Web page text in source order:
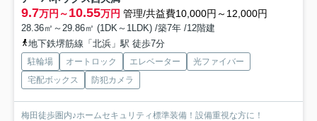
9.7万円～10.55万円 管理/共益費10,000円～12,000円
28.36㎡～29.86㎡ (1DK～1LDK) /築7年 /12階建
地下鉄堺筋線「北浜」駅 徒歩7分
駐輪場 オートロック エレベーター
光ファイバー
宅配ボックス
防犯カメラ
梅田徒歩圏内♪ホームセキュリティ標準装備！設備重視な方に！